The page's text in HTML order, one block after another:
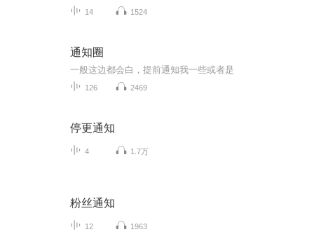
14 1524
通知圈
一般这边都会白，提前通知我一些或者是
126 2469
停更通知
4 1.7万
粉丝通知
12 1963